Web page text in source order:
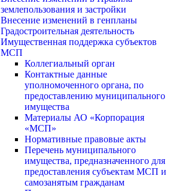
землепользования и застройки
Внесение изменений в генпланы
Градостроительная деятельность
Имущественная поддержка субъектов
МСП
Коллегиальный орган
Контактные данные
уполномоченного органа, по
предоставлению муниципального
имущества
Материалы АО «Корпорация
«МСП»
Нормативные правовые акты
Перечень муниципального
имущества, предназначенного для
предоставления субъектам МСП и
самозанятым гражданам